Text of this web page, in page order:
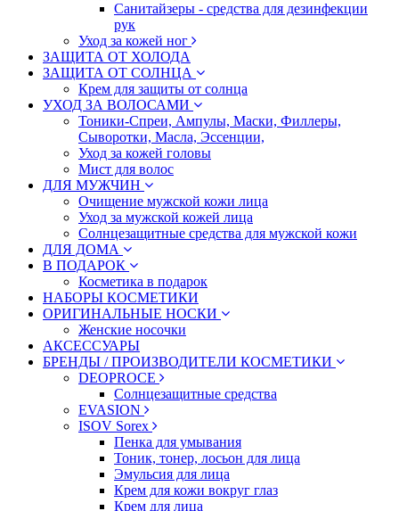
Санитайзеры - средства для дезинфекции
рук
Уход за кожей ног
ЗАЩИТА ОТ ХОЛОДА
ЗАЩИТА ОТ СОЛНЦА
Крем для защиты от солнца
УХОД ЗА ВОЛОСАМИ
Тоники-Спреи, Ампулы, Маски, Филлеры,
Сыворотки, Масла, Эссенции,
Уход за кожей головы
Мист для волос
ДЛЯ МУЖЧИН
Очищение мужской кожи лица
Уход за мужской кожей лица
Солнцезащитные средства для мужской кожи
ДЛЯ ДОМА
В ПОДАРОК
Косметика в подарок
НАБОРЫ КОСМЕТИКИ
ОРИГИНАЛЬНЫЕ НОСКИ
Женские носочки
АКСЕССУАРЫ
БРЕНДЫ / ПРОИЗВОДИТЕЛИ КОСМЕТИКИ
DEOPROCE
Солнцезащитные средства
EVASION
ISOV Sorex
Пенка для умывания
Тоник, тонер, лосьон для лица
Эмульсия для лица
Крем для кожи вокруг глаз
Крем для лица